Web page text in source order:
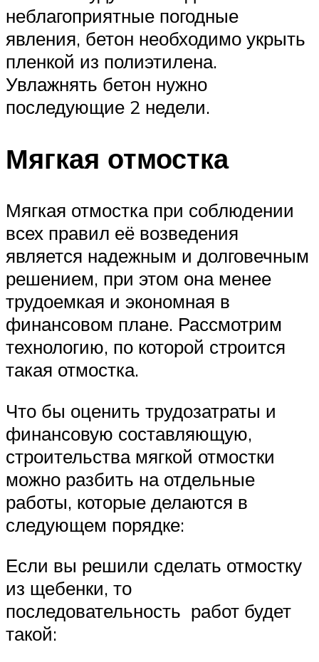
неблагоприятные погодные
явления, бетон необходимо укрыть
пленкой из полиэтилена.
Увлажнять бетон нужно
последующие 2 недели.
Мягкая отмостка
Мягкая отмостка при соблюдении
всех правил её возведения
является надежным и долговечным
решением, при этом она менее
трудоемкая и экономная в
финансовом плане. Рассмотрим
технологию, по которой строится
такая отмостка.
Что бы оценить трудозатраты и
финансовую составляющую,
строительства мягкой отмостки
можно разбить на отдельные
работы, которые делаются в
следующем порядке:
Если вы решили сделать отмостку
из щебенки, то
последовательность работ будет
такой: